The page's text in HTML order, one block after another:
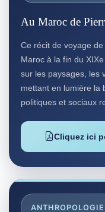
Au Maroc de
Ce récit de voyage
Maroc à la fin du
sur les paysages, les
mettant en lumière la
politiques et sociaux
Cliquez ici
ANTHROPOLOGIE